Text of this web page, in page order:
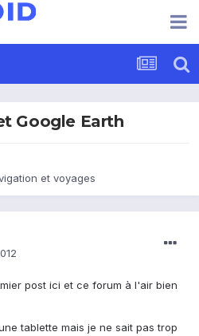
Google Earth
et voyages
post ici et ce forum à l'air bien
tablette mais je ne sait pas trop